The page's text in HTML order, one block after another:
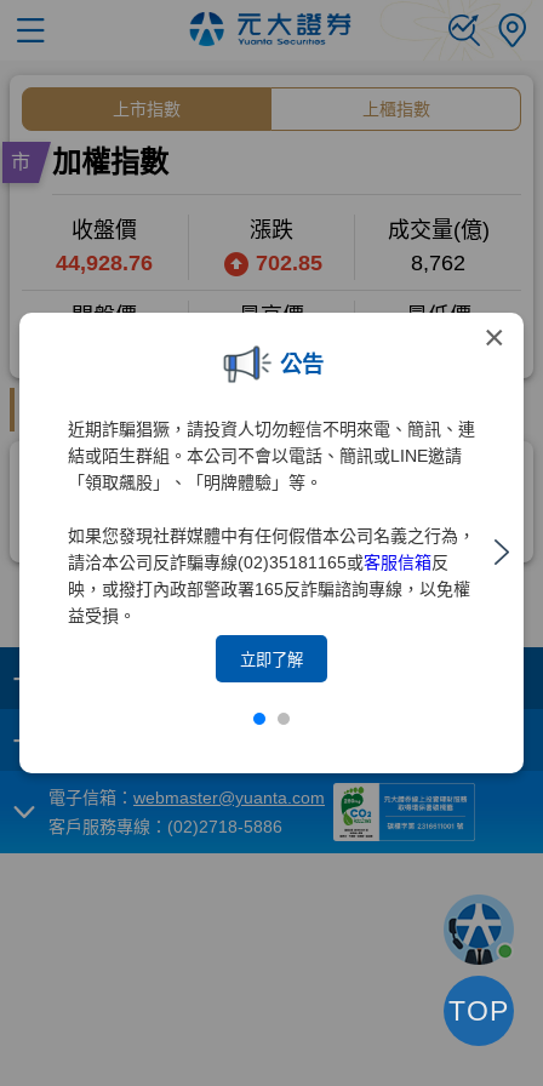
×
公告
近期詐騙猖獗，請投資人切勿輕信不明來電、簡訊、連
結或陌生群組。本公司不會以電話、簡訊或LINE邀請
「領取飆股」、「明牌體驗」等。
如果您發現社群媒體中有任何假借本公司名義之行為，
請洽本公司反詐騙專線(02)35181165或客服信箱反
映，或撥打內政部警政署165反詐騙諮詢專線，以免權
益受損。
立即了解
+
+
電子信箱： webmaster@yuanta.com
客戶服務專線：(02)2718-5886
TOP